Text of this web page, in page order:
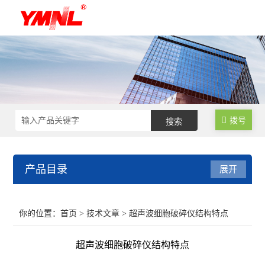
拨号
产品目录 展开
你的位置：首页 >技术文章 > 超声波细胞破碎仪结构特点
超声波细胞破碎仪结构特点